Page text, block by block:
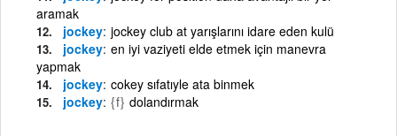
aramak
jockey jockey club at yarışlarını idare eden kulü
jockey en iyi vaziyeti elde etmek için manevra
yapmak
jockey cokey sıfatıyle ata binmek
jockey {f} dolandırmak